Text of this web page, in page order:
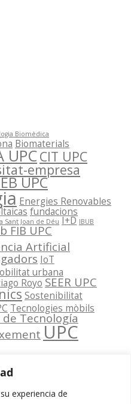
experiencia de
Biomèdica
Biomaterials
UPCCIT UPC
empresa
UPC
Energies Renovables
fundacions
Sant Joan de Déu I+D IBUB
FIB UPC
Artificial
IoT
urbana
Royo SEER UPC
Sostenibilitat
Tecnologies mòbils
Tecnología
UPC